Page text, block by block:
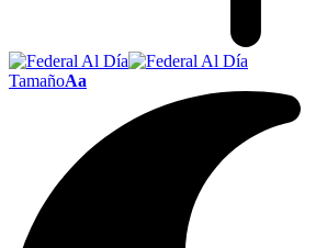
TamañoAa